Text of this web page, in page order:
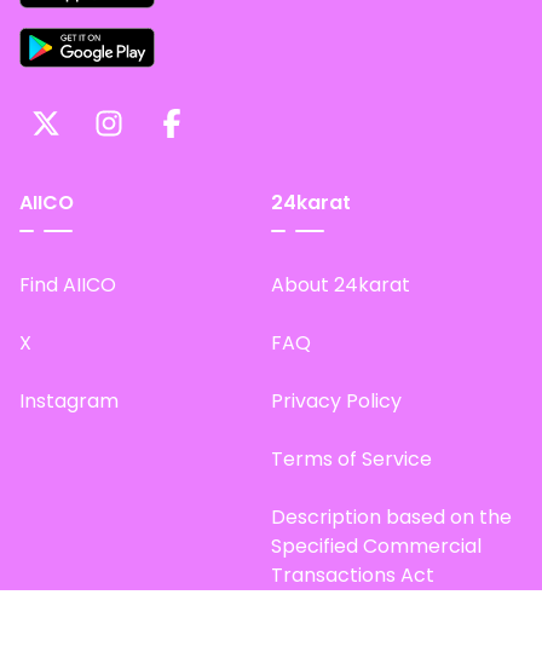
AIICO
Find AIICO
X
Instagram
24karat
About 24karat
FAQ
Privacy Policy
Terms of Service
Description based on the
Specified Commercial
Transactions Act